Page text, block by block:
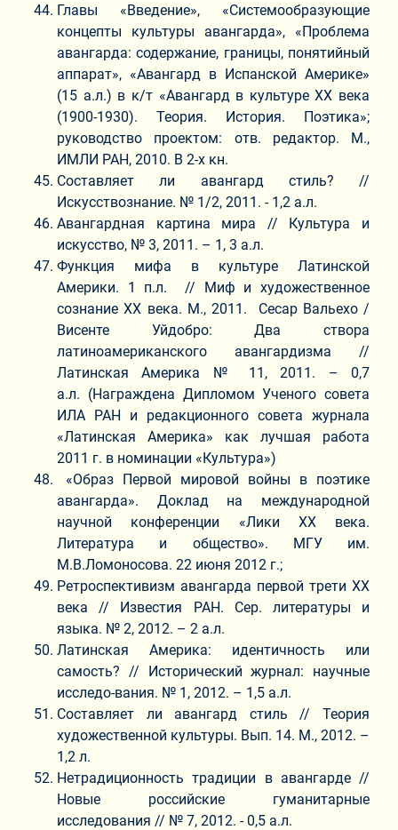
Главы «Введение», «Системообразующие
концепты культуры авангарда», «Проблема
авангарда: содержание, границы, понятийный
аппарат», «Авангард в Испанской Америке»
(15 а.л.) в к/т «Авангард в культуре ХХ века
(1900-1930). Теория. История. Поэтика»;
руководство проектом: отв. редактор. М.,
ИМЛИ РАН, 2010. В 2-х кн.
Составляет ли авангард стиль? //
Искусствознание. № 1/2, 2011. - 1,2 а.л.
Авангардная картина мира // Культура и
искусство, № 3, 2011. – 1, 3 а.л.
Функция мифа в культуре Латинской
Америки. 1 п.л. // Миф и художественное
сознание ХХ века. М., 2011. Сесар Вальехо /
Висенте Уйдобро: Два створа
латиноамериканского авангардизма //
Латинская Америка № 11, 2011. – 0,7
а.л. (Награждена Дипломом Ученого совета
ИЛА РАН и редакционного совета журнала
«Латинская Америка» как лучшая работа
2011 г. в номинации «Культура»)
«Образ Первой мировой войны в поэтике
авангарда». Доклад на международной
научной конференции «Лики ХХ века.
Литература и общество». МГУ им.
М.В.Ломоносова. 22 июня 2012 г.;
Ретроспективизм авангарда первой трети ХХ
века // Известия РАН. Сер. литературы и
языка. № 2, 2012. – 2 а.л.
Латинская Америка: идентичность или
самость? // Исторический журнал: научные
исследо-вания. № 1, 2012. – 1,5 а.л.
Составляет ли авангард стиль // Теория
художественной культуры. Вып. 14. М., 2012. –
1,2 л.
Нетрадиционность традиции в авангарде //
Новые российские гуманитарные
исследования // № 7, 2012. - 0,5 а.л.